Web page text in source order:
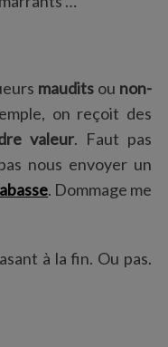
maudits ou non-
on reçoit des
valeur. Faut pas
nous envoyer un
. Dommage me
à la fin. Ou pas.